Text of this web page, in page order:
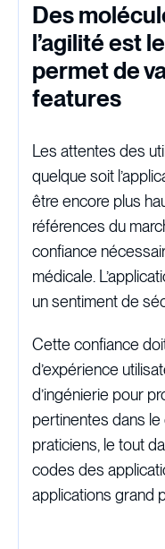
Des
l’agilité est
permet de
features
Les attentes des
quelque soit
être encore plus
références du
confiance
médicale.
un sentiment de
Cette confiance
d’expérience
d’ingénierie pour
pertinentes dans
praticiens, le tout
codes des
applications grand